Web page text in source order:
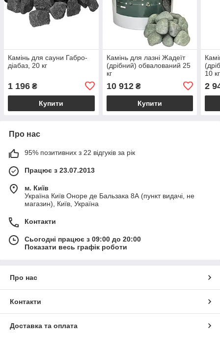
Камінь для сауни Габро-
діабаз, 20 кг
1 196 ₴
Купити
Камінь для лазні Жадеїт
(дрібний) обвалований 25
кг
10 912₴
Купити
10 кг
2
Про нас
95% позитивних з 22 відгуків за рік
Працює з 23.07.2013
м. Київ
Україна Київ Оноре де Бальзака 8А (пункт видачі, не
магазин), Київ, Україна
Контакти
Сьогодні працює з 09:00 до 20:00
Показати весь графік роботи
Про нас
Контакти
Доставка та оплата